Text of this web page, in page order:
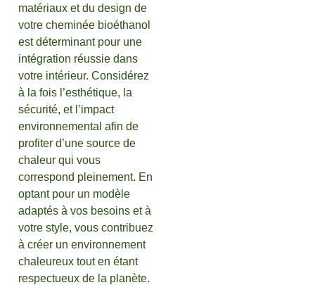
matériaux et du design de
votre cheminée bioéthanol
est déterminant pour une
intégration réussie dans
votre intérieur. Considérez
à la fois l’esthétique, la
sécurité, et l’impact
environnemental afin de
profiter d’une source de
chaleur qui vous
correspond pleinement. En
optant pour un modèle
adaptés à vos besoins et à
votre style, vous contribuez
à créer un environnement
chaleureux tout en étant
respectueux de la planète.